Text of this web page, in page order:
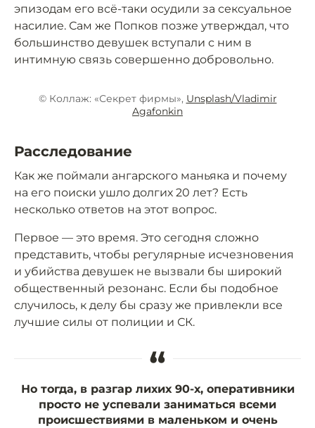
эпизодам его всё-таки осудили за сексуальное
насилие. Сам же Попков позже утверждал, что
большинство девушек вступали с ним в
интимную связь совершенно добровольно.
© Коллаж: «Секрет фирмы», Unsplash/Vladimir
Agafonkin
Расследование
Как же поймали ангарского маньяка и почему
на его поиски ушло долгих 20 лет? Есть
несколько ответов на этот вопрос.
Первое — это время. Это сегодня сложно
представить, чтобы регулярные исчезновения
и убийства девушек не вызвали бы широкий
общественный резонанс. Если бы подобное
случилось, к делу бы сразу же привлекли все
лучшие силы от полиции и СК.
“
Но тогда, в разгар лихих 90-х, оперативники
просто не успевали заниматься всеми
происшествиями в маленьком и очень